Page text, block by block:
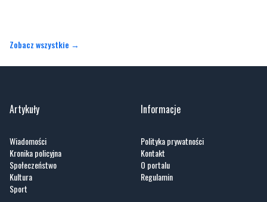
Zobacz wszystkie →
Artykuły
Wiadomości
Kronika policyjna
Społeczeństwo
Kultura
Sport
Informacje
Polityka prywatności
Kontakt
O portalu
Regulamin